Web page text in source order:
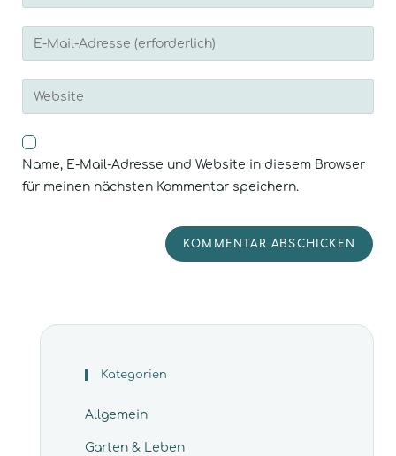
Name, E-Mail-Adresse und Website in diesem Browser
für meinen nächsten Kommentar speichern.
Kategorien
Allgemein
Garten & Leben